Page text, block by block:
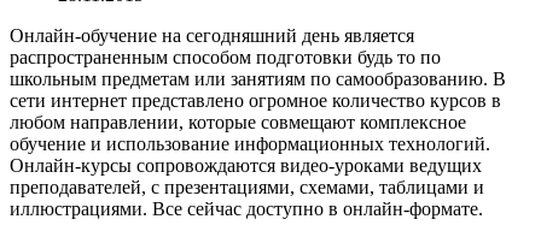
Онлайн-обучение на сегодняшний день является
распространенным способом подготовки будь то по
школьным предметам или занятиям по самообразованию. В
сети интернет представлено огромное количество курсов в
любом направлении, которые совмещают комплексное
обучение и использование информационных технологий.
Онлайн-курсы сопровождаются видео-уроками ведущих
преподавателей, с презентациями, схемами, таблицами и
иллюстрациями. Все сейчас доступно в онлайн-формате.